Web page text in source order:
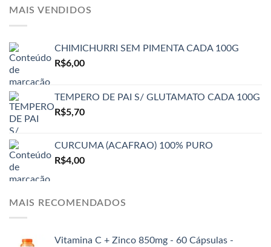
MAIS VENDIDOS
CHIMICHURRI SEM PIMENTA CADA 100G
R$6,00
TEMPERO DE PAI S/ GLUTAMATO CADA 100G
R$5,70
CURCUMA (ACAFRAO) 100% PURO
R$4,00
MAIS RECOMENDADOS
Vitamina C + Zinco 850mg - 60 Cápsulas -